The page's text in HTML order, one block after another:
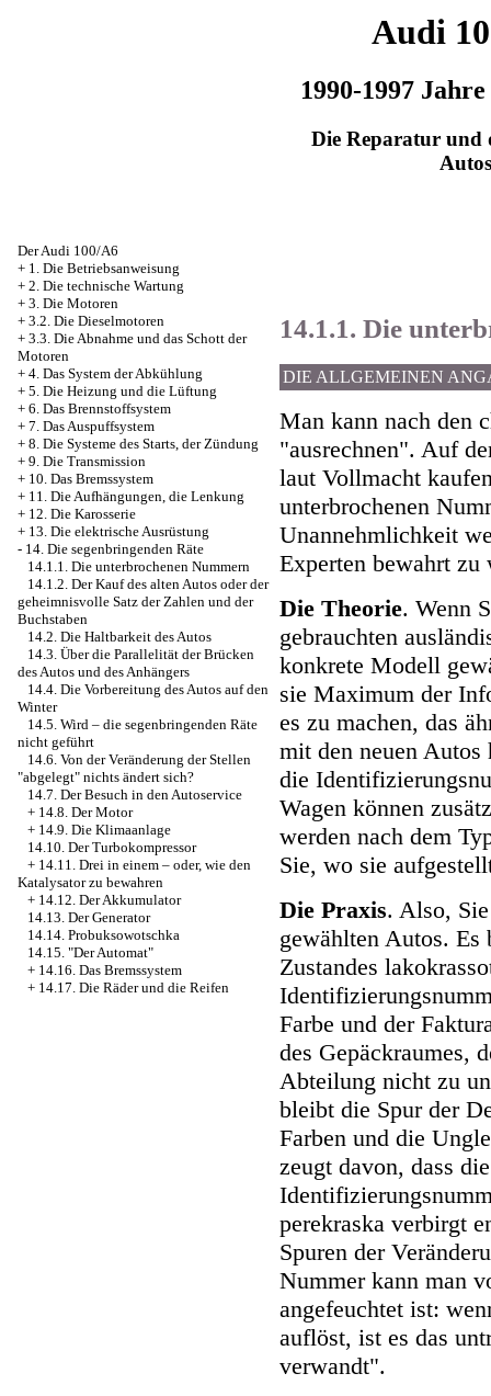
Audi
1990-1997
Die Reparatur und
Autos
Der Audi 100/A6
+ 1. Die Betriebsanweisung
+ 2. Die technische Wartung
+ 3. Die Motoren
+ 3.2. Die Dieselmotoren
+ 3.3. Die Abnahme und das Schott der
Motoren
+ 4. Das System der Abkühlung
+ 5. Die Heizung und die Lüftung
+ 6. Das Brennstoffsystem
+ 7. Das Auspuffsystem
+ 8. Die Systeme des Starts, der Zündung
+ 9. Die Transmission
+ 10. Das Bremssystem
+ 11. Die Aufhängungen, die Lenkung
+ 12. Die Karosserie
+ 13. Die elektrische Ausrüstung
- 14. Die segenbringenden Räte
14.1.1. Die unterbrochenen Nummern
14.1.2. Der Kauf des alten Autos oder der
geheimnisvolle Satz der Zahlen und der
Buchstaben
14.2. Die Haltbarkeit des Autos
14.3. Über die Parallelität der Brücken
des Autos und des Anhängers
14.4. Die Vorbereitung des Autos auf den
Winter
14.5. Wird – die segenbringenden Räte
nicht geführt
14.6. Von der Veränderung der Stellen
"abgelegt" nichts ändert sich?
14.7. Der Besuch in den Autoservice
+ 14.8. Der Motor
+ 14.9. Die Klimaanlage
14.10. Der Turbokompressor
+ 14.11. Drei in einem – oder, wie den
Katalysator zu bewahren
+ 14.12. Der Akkumulator
14.13. Der Generator
14.14. Probuksowotschka
14.15. "Der Automat"
+ 14.16. Das Bremssystem
+ 14.17. Die Räder und die Reifen
14.1.1. Die
DIE ALLGEMEINEN
Man kann nach den
"ausrechnen". Auf
laut Vollmacht
unterbrochenen
Unannehmlichkeit
Experten bewahrt zu
Die Theorie. Wenn
gebrauchten
konkrete Modell
sie Maximum der
es zu machen, das
mit den neuen
die
Wagen können
werden nach dem
Sie, wo sie
Die Praxis. Also,
gewählten Autos. Es
Zustandes
Farbe und der
des Gepäckraumes,
Abteilung nicht zu
bleibt die Spur der
Farben und die
zeugt davon, dass
perekraska verbirgt
Spuren der
Nummer kann man
angefeuchtet ist:
auflöst, ist es das
verwandt".